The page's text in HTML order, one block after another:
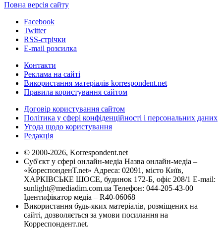
Повна версія сайту
Facebook
Twitter
RSS-стрічки
E-mail розсилка
Контакти
Реклама на сайті
Використання матеріалів korrespondent.net
Правила користування сайтом
Договір користування сайтом
Політика у сфері конфіденційності і персональних даних
Угода щодо користування
Редакція
© 2000-2026, Korrespondent.net
Суб'єкт у сфері онлайн-медіа Назва онлайн-медіа –
«КореспонденТ.net» Адреса: 02091, місто Київ,
ХАРКІВСЬКЕ ШОСЕ, будинок 172-Б, офіс 208/1 E-mail:
sunlight@mediadim.com.ua Телефон: 044-205-43-00
Ідентифікатор медіа – R40-06068
Використання будь-яких матеріалів, розміщених на
сайті, дозволяється за умови посилання на
Корреспондент.net.